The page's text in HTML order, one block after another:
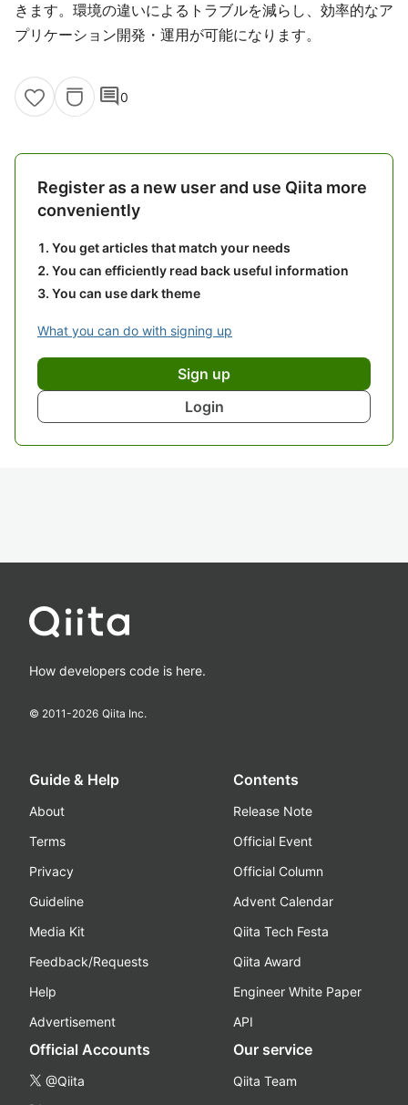
きます。環境の違いによるトラブルを減らし、効率的なア
プリケーション開発・運用が可能になります。
comment0
Register as a new user and use Qiita more
conveniently
You get articles that match your needs
You can efficiently read back useful information
You can use dark theme
What you can do with signing up
Sign up
Login
How developers code is here.
© 2011-2026 Qiita Inc.
Guide & Help
About
Terms
Privacy
Guideline
Media Kit
Feedback/Requests
Help
Advertisement
Contents
Release Note
Official Event
Official Column
Advent Calendar
Qiita Tech Festa
Qiita Award
Engineer White Paper
API
Official Accounts
@Qiita
Our service
Qiita Team